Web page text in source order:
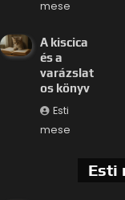
mese
A kiscica
és a
varázslat
os könyv
Esti
mese
Esti